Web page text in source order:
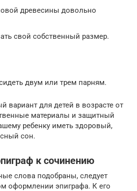
древесины довольно
свой собственный размер.
двум или трем парням.
вариант для детей в возрасте от
материалы и защитный
ребенку иметь здоровый,
сон.
к сочинению
слова подобраны, следует
оформлении эпиграфа. К его